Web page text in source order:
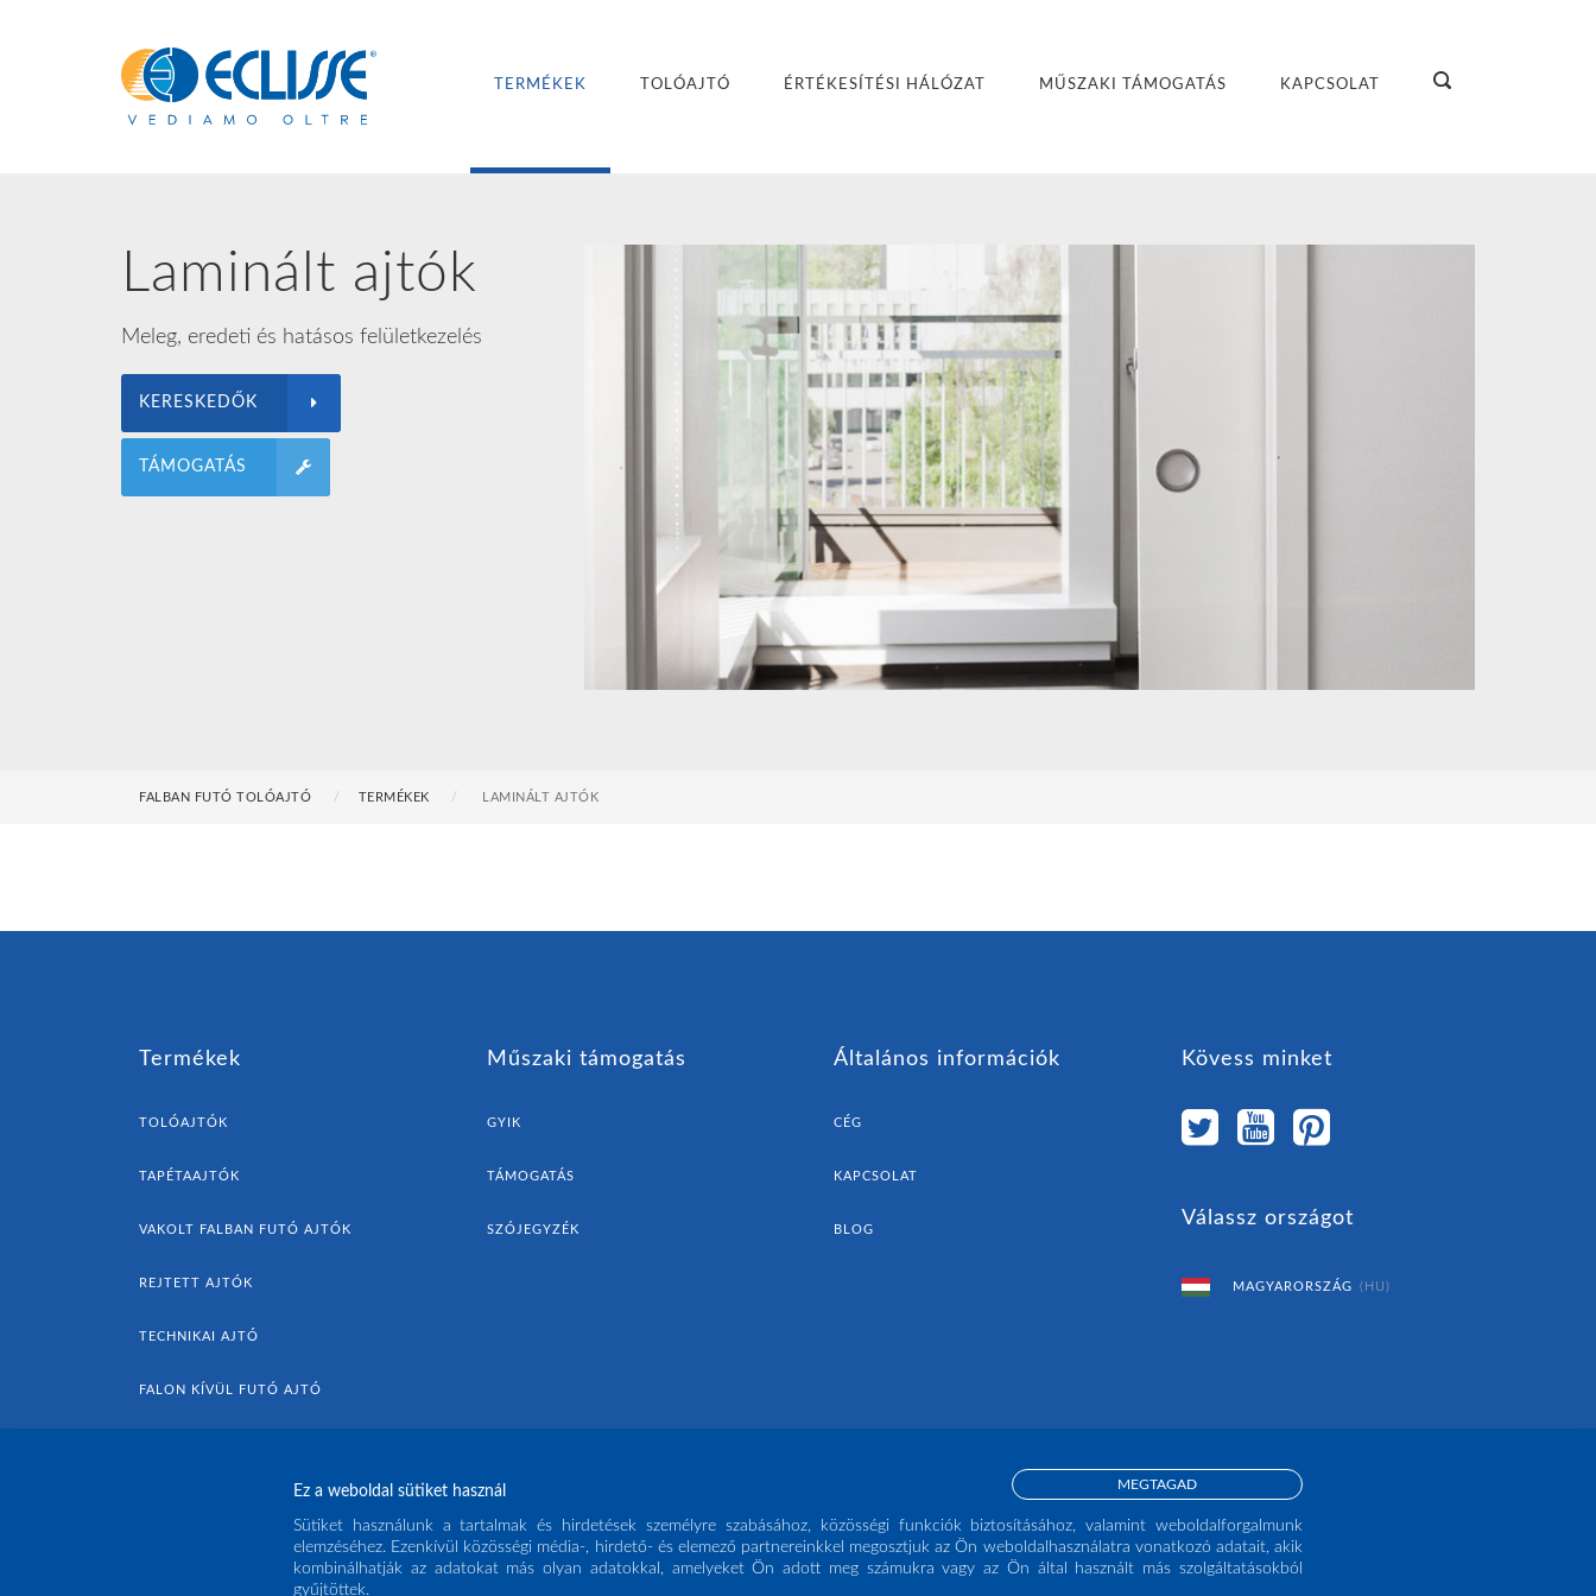
Ez a weboldal sütiket használ
Sütiket használunk a tartalmak és hirdetések személyre szabásához, közösségi funkciók biztosításához, valamint weboldalforgalmunk
elemzéséhez. Ezenkívül közösségi média-, hirdető- és elemező partnereinkkel megosztjuk az Ön weboldalhasználatra vonatkozó adatait, akik
kombinálhatják az adatokat más olyan adatokkal, amelyeket Ön adott meg számukra vagy az Ön által használt más szolgáltatásokból
gyűjtöttek.
MEGTAGAD
TERMÉKEK TOLÓAJTÓ ÉRTÉKESÍTÉSI HÁLÓZAT MŰSZAKI TÁMOGATÁS KAPCSOLAT
Laminált ajtók
Meleg, eredeti és hatásos felületkezelés
KERESKEDŐK
TÁMOGATÁS
FALBAN FUTÓ TOLÓAJTÓ TERMÉKEK LAMINÁLT AJTÓK
Termékek
TOLÓAJTÓK
TAPÉTAAJTÓK
VAKOLT FALBAN FUTÓ AJTÓK
REJTETT AJTÓK
TECHNIKAI AJTÓ
FALON KÍVÜL FUTÓ AJTÓ
FALSZEGÉLY / SZEGÉLYLÉC
Műszaki támogatás
GYIK
TÁMOGATÁS
SZÓJEGYZÉK
Általános információk
CÉG
KAPCSOLAT
BLOG
Kövess minket
Válassz országot
MAGYARORSZÁG (HU)